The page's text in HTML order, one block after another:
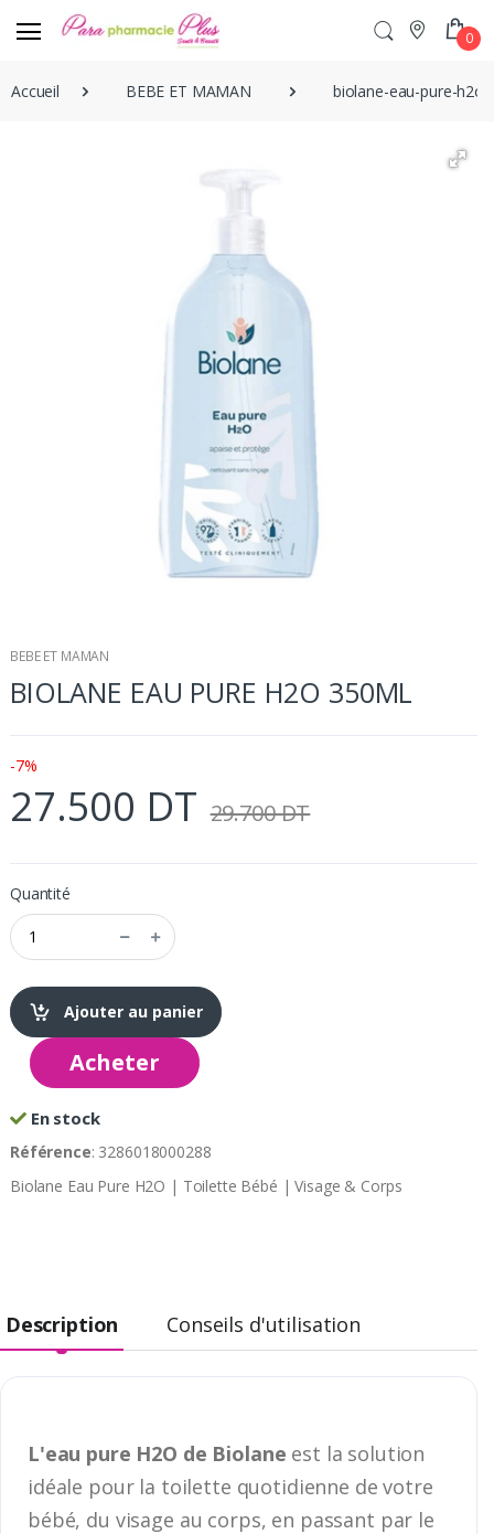
0
Accueil BEBE ET MAMAN biolane-eau-pure-h2o-
BEBE ET MAMAN
BIOLANE EAU PURE H2O 350ML
-7%
27.500 DT 29.700 DT
Quantité
Ajouter au panier
Acheter
En stock
Référence: 3286018000288
Biolane Eau Pure H2O | Toilette Bébé | Visage & Corps
Description Conseils d'utilisation
L'eau pure H2O de Biolane est la solution
idéale pour la toilette quotidienne de votre
bébé, du visage au corps, en passant par le